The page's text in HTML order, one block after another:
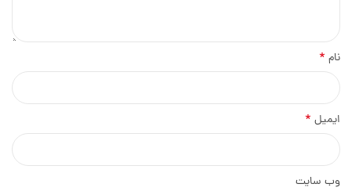
نام *
ایمیل *
وب‌ سایت